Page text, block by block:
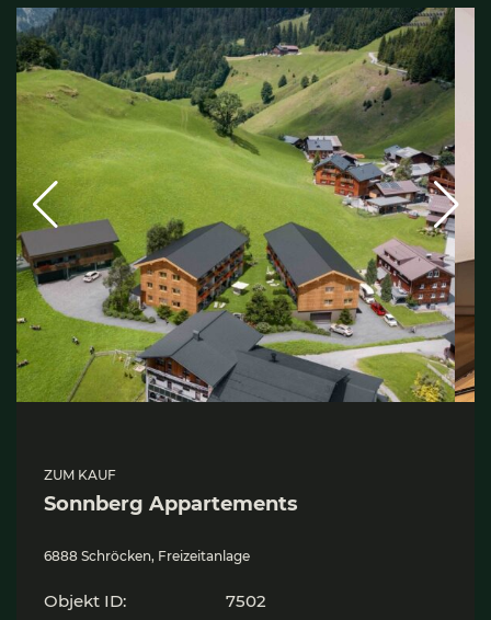
ZUM KAUF
Sonn­berg Appar­te­ments
6888 Schröcken, Freizeitanlage
Objekt ID:
7502